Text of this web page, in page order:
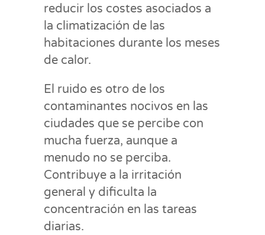
reducir los costes asociados a
la climatización de las
habitaciones durante los meses
de calor.
El ruido es otro de los
contaminantes nocivos en las
ciudades que se percibe con
mucha fuerza, aunque a
menudo no se perciba.
Contribuye a la irritación
general y dificulta la
concentración en las tareas
diarias.